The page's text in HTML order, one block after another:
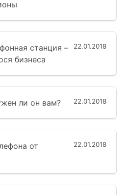
22.01.2018
станция –
бизнеса
22.01.2018
ли он вам?
22.01.2018
от